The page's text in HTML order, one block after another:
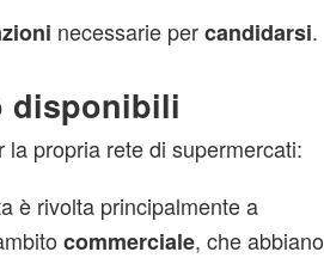
necessarie percandidarsi.
disponibili
propria rete di supermercati:
è rivolta principalmente a
commerciale, che abbiano